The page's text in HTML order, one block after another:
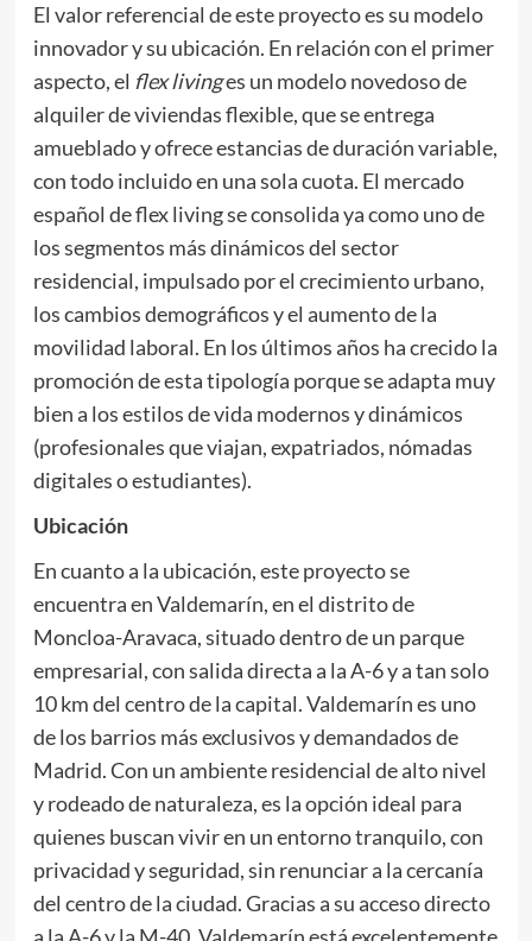
El valor referencial de este proyecto es su modelo
innovador y su ubicación. En relación con el primer
aspecto, el flex livinges un modelo novedoso de
alquiler de viviendas flexible, que se entrega
amueblado y ofrece estancias de duración variable,
con todo incluido en una sola cuota. El mercado
español de flex living se consolida ya como uno de
los segmentos más dinámicos del sector
residencial, impulsado por el crecimiento urbano,
los cambios demográficos y el aumento de la
movilidad laboral. En los últimos años ha crecido la
promoción de esta tipología porque se adapta muy
bien a los estilos de vida modernos y dinámicos
(profesionales que viajan, expatriados, nómadas
digitales o estudiantes).
Ubicación
En cuanto a la ubicación, este proyecto se
encuentra en Valdemarín, en el distrito de
Moncloa-Aravaca, situado dentro de un parque
empresarial, con salida directa a la A-6 y a tan solo
10 km del centro de la capital. Valdemarín es uno
de los barrios más exclusivos y demandados de
Madrid. Con un ambiente residencial de alto nivel
y rodeado de naturaleza, es la opción ideal para
quienes buscan vivir en un entorno tranquilo, con
privacidad y seguridad, sin renunciar a la cercanía
del centro de la ciudad. Gracias a su acceso directo